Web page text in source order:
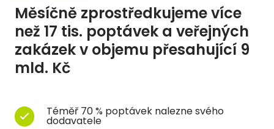
Měsíčně zprostředkujeme více
než 17 tis. poptávek a veřejných
zakázek v objemu přesahující 9
mld. Kč
Téměř 70 % poptávek nalezne svého
dodavatele